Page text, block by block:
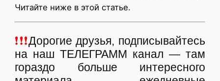
Читайте ниже в этой статье.
❗❗❗Дорогие друзья, подписывайтесь
на наш ТЕЛЕГРАММ канал — там
гораздо больше интересного